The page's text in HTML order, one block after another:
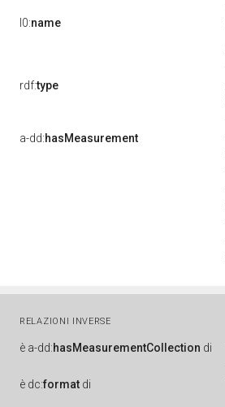
l0:name
rdf:type
a-dd:hasMeasurement
RELAZIONI INVERSE
è a-dd:hasMeasurementCollection di
è dc:format di